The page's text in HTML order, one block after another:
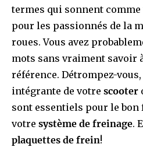
termes qui sonnent comme
pour les passionnés de la
roues. Vous avez
mots sans vraiment savoir
référence. Détrompez-
intégrante de votre scooter
sont essentiels pour le
votre système de freinage.
plaquettes de frein!